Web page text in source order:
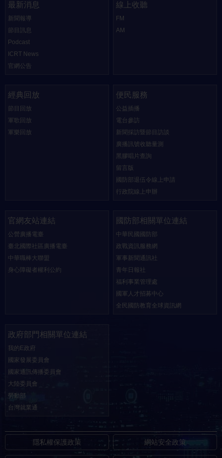
最新消息
新聞報導
節目訊息
Podcast
ICRT News
官網公告
線上收聽
FM
AM
經典回放
節目回放
軍歌回放
軍樂回放
便民服務
公益插播
電台參訪
新聞採訪暨節目訪談
廣播訊號收聽量測
黑膠唱片查詢
留言版
國防部退伍令線上申請
行政院線上申辦
官網友站連結
公營廣播電臺
臺北國際社區廣播電臺
中華職棒大聯盟
身心障礙者權利公約
國防部相關單位連結
中華民國國防部
政戰資訊服務網
軍事新聞通訊社
青年日報社
福利事業管理處
國軍人才招募中心
全民國防教育全球資訊網
政府部門相關單位連結
我的E政府
國家發展委員會
國家通訊傳播委員會
大陸委員會
勞動部
台灣就業通
隱私權保護政策 網站安全政策